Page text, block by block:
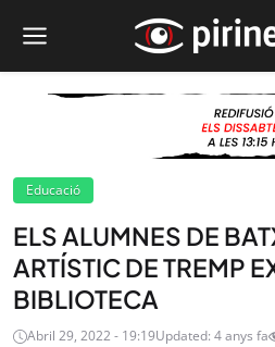
Educació
ELS ALUMNES DE
ARTÍSTIC DE TREMP
BIBLIOTECA
Abril 29, 2022 - 19:19Updated: 4 anys fa